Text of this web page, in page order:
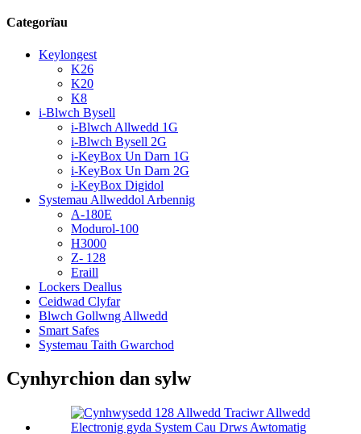
Categorïau
Keylongest
K26
K20
K8
i-Blwch Bysell
i-Blwch Allwedd 1G
i-Blwch Bysell 2G
i-KeyBox Un Darn 1G
i-KeyBox Un Darn 2G
i-KeyBox Digidol
Systemau Allweddol Arbennig
A-180E
Modurol-100
H3000
Z- 128
Eraill
Lockers Deallus
Ceidwad Clyfar
Blwch Gollwng Allwedd
Smart Safes
Systemau Taith Gwarchod
Cynhyrchion dan sylw